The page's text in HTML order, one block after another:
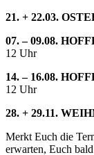
21. + 22.03.
07. – 09.08.
12 Uhr
14. – 16.08.
12 Uhr
28. + 29.11.
Merkt Euch die
erwarten, Euch bald